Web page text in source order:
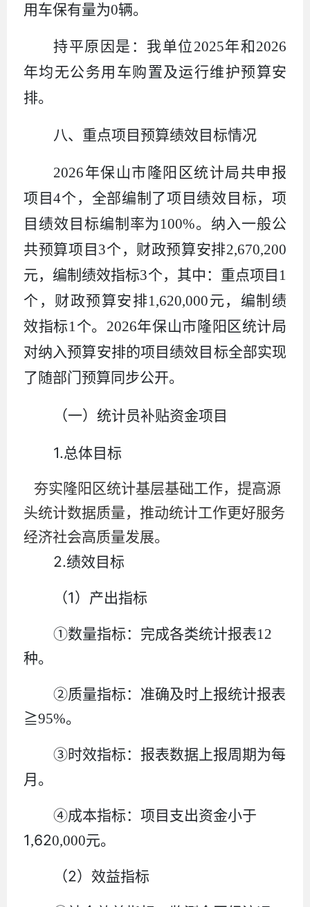
用车保有量为0辆。
持平原因是：我单位2025年和2026
年均无公务用车购置及运行维护预算安
排。
八、重点项目预算绩效目标情况
2026年保山市隆阳区统计局共申报
项目4个，全部编制了项目绩效目标，项
目绩效目标编制率为 100%。纳入一般公
共预算项目 3个，财政预算安排2,670,200
元，编制绩效指标3个，其中：重点项目 1
个，财政预算安排1,620,000元，编制绩
效指标1 个。 2026年保山市隆阳区统计局
对纳入预算安排的项目绩效目标全部实现
了随部门预算同步公开。
（一） 统计员补贴资金项目
1.总体目标
夯实隆阳区统计基层基础工作，提高源
头统计数据质量，推动统计工作更好服务
经济社会高质量发展。
2.绩效目标
（1 ）产出指标
①数量指标： 完成各类统计报表12
种。
②质量指标： 准确及时上报统计报表
≧95%。
③时效指标： 报表数据上报周期为每
月 。
④成本指标： 项目支出资金小于
1,620,000元。
（2）效益指标